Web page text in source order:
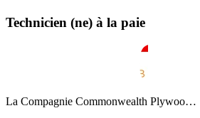
Technicien (ne) à la paie
La Compagnie Commonwealth Plywoo…